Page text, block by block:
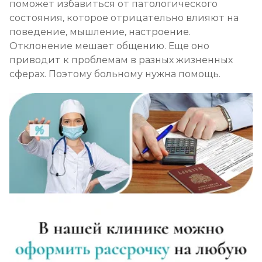
поможет избавиться от патологического
состояния, которое отрицательно влияют на
поведение, мышление, настроение.
Отклонение мешает общению. Еще оно
приводит к проблемам в разных жизненных
сферах. Поэтому больному нужна помощь.